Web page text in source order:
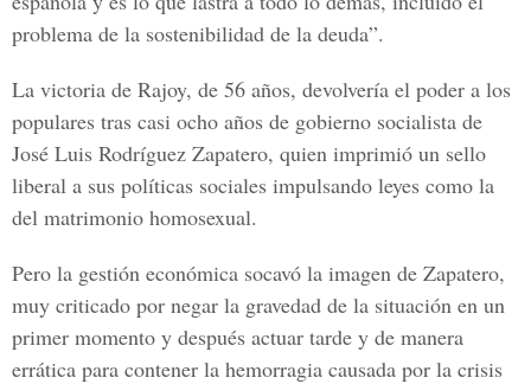
problema de la sostenibilidad de la deuda”.
La victoria de Rajoy, de 56 años, devolvería el poder a los
populares tras casi ocho años de gobierno socialista de
José Luis Rodríguez Zapatero, quien imprimió un sello
liberal a sus políticas sociales impulsando leyes como la
del matrimonio homosexual.
Pero la gestión económica socavó la imagen de Zapatero,
muy criticado por negar la gravedad de la situación en un
primer momento y después actuar tarde y de manera
errática para contener la hemorragia causada por la crisis